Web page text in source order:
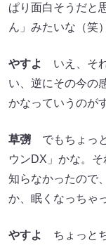
ぱり面白そうだ
ん」みたいな（笑
やすよ
いえ、そ
い、逆にその今の
かなっていうのが
草彅 でもちょっ
ウンDX」かな。
知らなかったので
か、眠くなっちゃ
やすよ ちょっと